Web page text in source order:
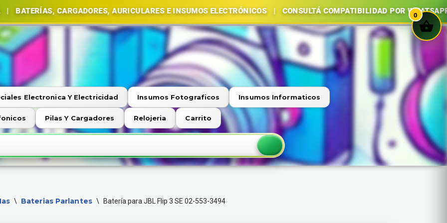
AURICULARES E INSUMOS ELECTRÓNICOS | CONSULTÁ COMPATIBILIDAD POR WHATSAPP |
Electronica Y Electricidad Insumos Fotograficos Insumos Informaticos
Pilas Y Cargadores Relojeria Carrito
\ Baterias Parlantes \ Batería para JBL Flip 3 SE 02-553-3494
0